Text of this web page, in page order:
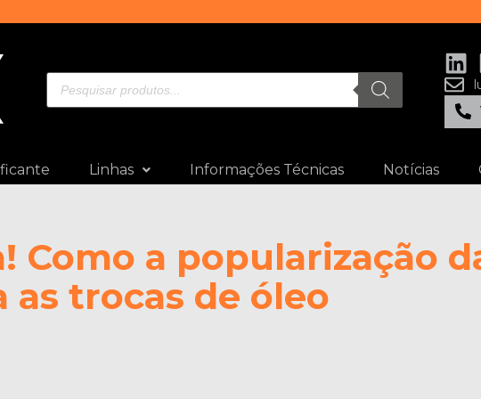
Linhas Informações Técnicas Notícias
Como a popularização
as trocas de óleo